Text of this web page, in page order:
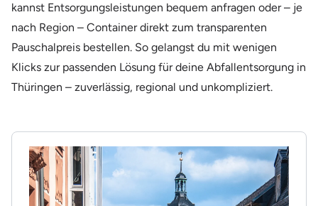
kannst Entsorgungsleistungen bequem anfragen oder – je
nach Region – Container direkt zum transparenten
Pauschalpreis bestellen. So gelangst du mit wenigen
Klicks zur passenden Lösung für deine Abfallentsorgung in
Thüringen – zuverlässig, regional und unkompliziert.